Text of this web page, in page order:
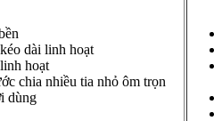
dài linh hoạt
hoạt
chia nhiều tia nhỏ ôm trọn
dùng